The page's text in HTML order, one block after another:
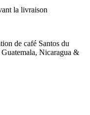
la livraison
de café Santos du
Nicaragua &